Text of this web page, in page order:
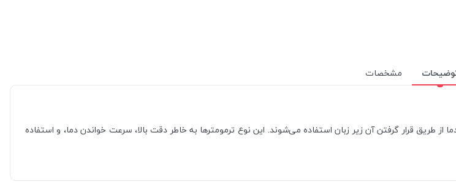
مشخصات
از طریق قرار گرفتن آن زیر زبان استفاده می‌شوند. این نوع ترمومترها به خاطر دقت بالا، سرعت خواندن دما، و استفاده